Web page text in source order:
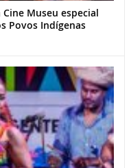
Museu especial
Povos Indígenas